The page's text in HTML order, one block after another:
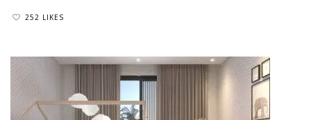
252 LIKES